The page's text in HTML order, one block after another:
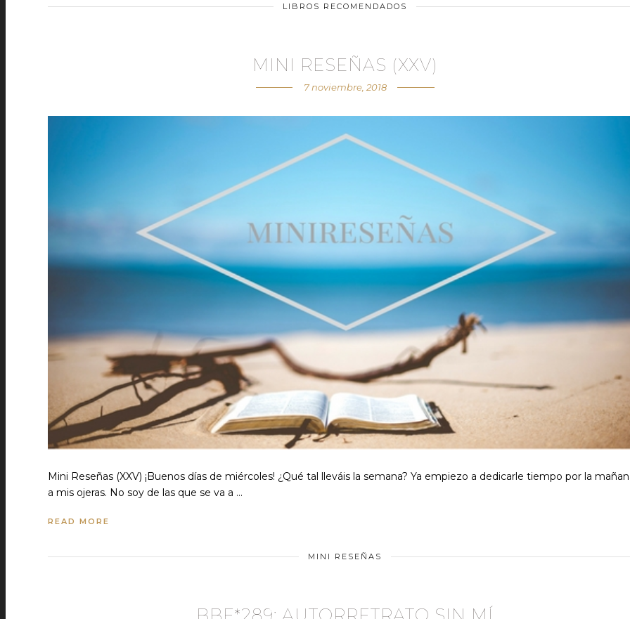
LIBROS RECOMENDADOS
MINI RESEÑAS (XXV)
7 noviembre, 2018
Mini Reseñas (XXV) ¡Buenos días de miércoles! ¿Qué tal lleváis la semana? Ya empiezo a dedicarle tiempo por la
a mis ojeras. No soy de las que se va a …
READ MORE
MINI RESEÑAS